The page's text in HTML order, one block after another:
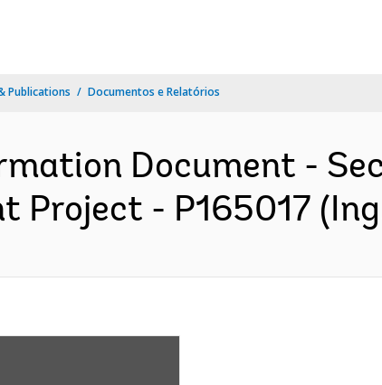
Publications Documentos e Relatórios
Document -
Project - P165017